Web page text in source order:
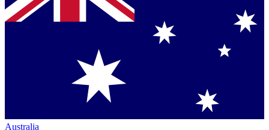
Australia